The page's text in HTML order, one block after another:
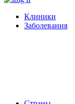
Клиники
Заболевания